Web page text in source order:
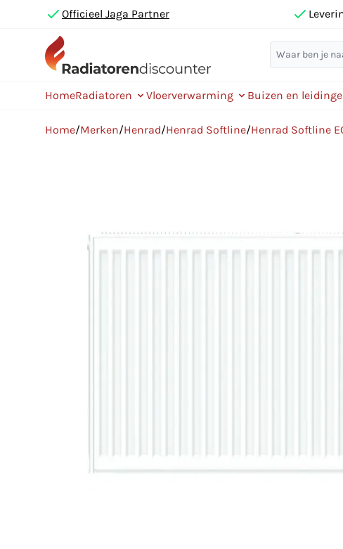
Officieel Jaga Partner
HomeRadiatoren Vloerverwarming Buizen en
Home/Merken/Henrad/Henrad Softline/Henrad Softline